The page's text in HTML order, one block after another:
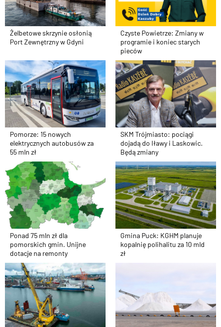
Żelbetowe skrzynie osłonią
Port Zewnętrzny w Gdyni
Czyste Powietrze: Zmiany w
programie i koniec starych
pieców
Pomorze: 15 nowych
elektrycznych autobusów za
55 mln zł
SKM Trójmiasto: pociągi
dojadą do Iławy i Laskowic.
Będą zmiany
Ponad 75 mln zł dla
pomorskich gmin. Unijne
dotacje na remonty
Gmina Puck: KGHM planuje
kopalnię polihalitu za 10 mld
zł